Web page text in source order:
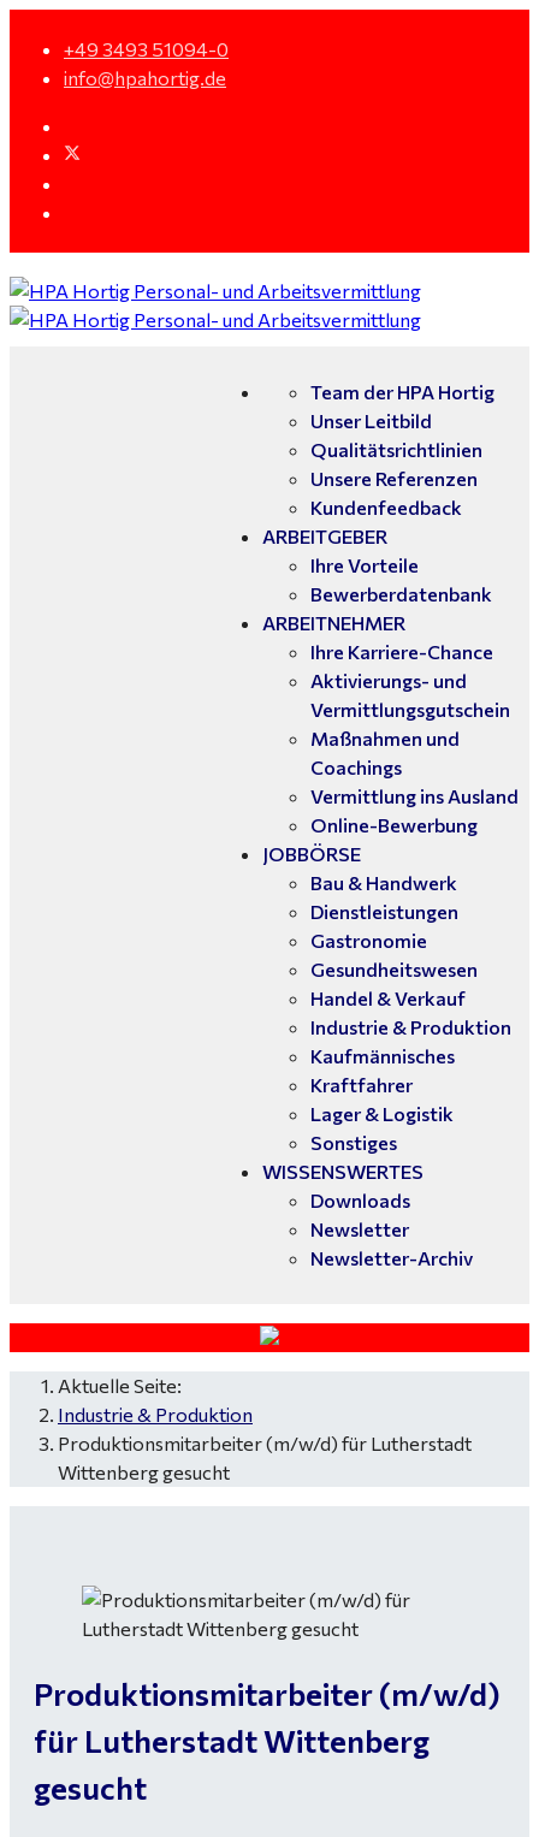
+49 3493 51094-0
info@hpahortig.de
Team der HPA Hortig
Unser Leitbild
Qualitätsrichtlinien
Unsere Referenzen
Kundenfeedback
ARBEITGEBER
Ihre Vorteile
Bewerberdatenbank
ARBEITNEHMER
Ihre Karriere-Chance
Aktivierungs- und
Vermittlungsgutschein
Maßnahmen und
Coachings
Vermittlung ins Ausland
Online-Bewerbung
JOBBÖRSE
Bau & Handwerk
Dienstleistungen
Gastronomie
Gesundheitswesen
Handel & Verkauf
Industrie & Produktion
Kaufmännisches
Kraftfahrer
Lager & Logistik
Sonstiges
WISSENSWERTES
Downloads
Newsletter
Newsletter-Archiv
Aktuelle Seite:
Industrie & Produktion
Produktionsmitarbeiter (m/w/d) für Lutherstadt
Wittenberg gesucht
Produktionsmitarbeiter (m/w/d)
für Lutherstadt Wittenberg
gesucht